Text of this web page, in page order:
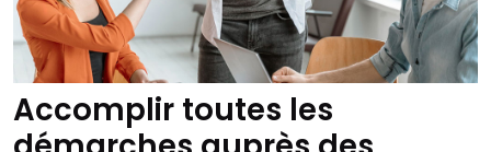
Accomplir toutes les